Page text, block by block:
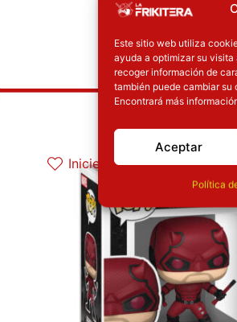
Este sitio web utiliza
ayuda a optimizar su visita
recoger información de
también puede cambiar su
Encontrará más
Aceptar
Política
Inicie sesión